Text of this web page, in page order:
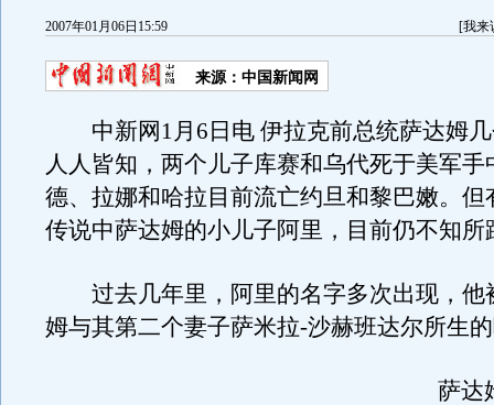
2007年01月06日15:59 [我来
来源：中国新闻网
中新网1月6日电 伊拉克前总统萨达姆几
人人皆知，两个儿子库赛和乌代死于美军手
德、拉娜和哈拉目前流亡约旦和黎巴嫩。但
传说中萨达姆的小儿子阿里，目前仍不知所
过去几年里，阿里的名字多次出现，他
姆与其第二个妻子萨米拉-沙赫班达尔所生
萨达